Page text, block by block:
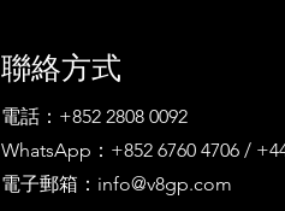
​聯絡方式
電話：+852 2808 0092
WhatsApp：+852 6760 4706 /
電子郵箱： info@v8gp.com